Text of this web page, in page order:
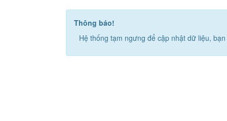
Thông báo!
Hệ thống tạm ngưng để cập nhật dữ liệu,